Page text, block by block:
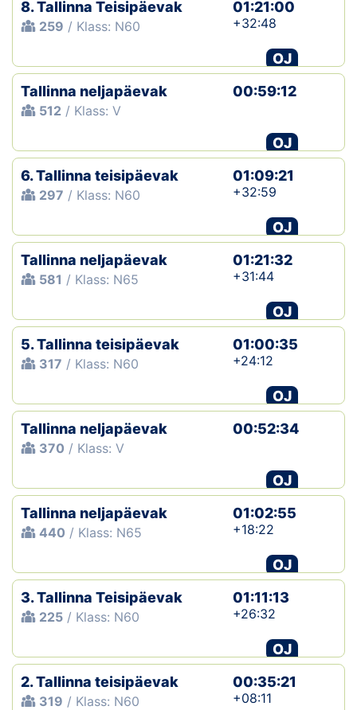
8. Tallinna Teisipäevak
259 / Klass: N60
01:21:00
+32:48
OJ
Tallinna neljapäevak
512 / Klass: V
00:59:12
OJ
6. Tallinna teisipäevak
297 / Klass: N60
01:09:21
+32:59
OJ
Tallinna neljapäevak
581 / Klass: N65
01:21:32
+31:44
OJ
5. Tallinna teisipäevak
317 / Klass: N60
01:00:35
+24:12
OJ
Tallinna neljapäevak
370 / Klass: V
00:52:34
OJ
Tallinna neljapäevak
440 / Klass: N65
01:02:55
+18:22
OJ
3. Tallinna Teisipäevak
225 / Klass: N60
01:11:13
+26:32
OJ
2. Tallinna teisipäevak
319 / Klass: N60
00:35:21
+08:11